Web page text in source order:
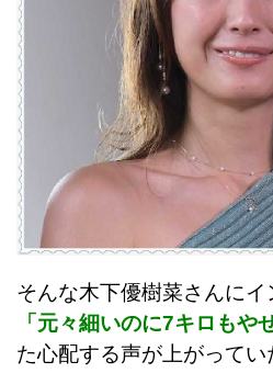
そんな木下優樹菜さんに
「元々細いのに7キロもや
た心配する声が上がってい